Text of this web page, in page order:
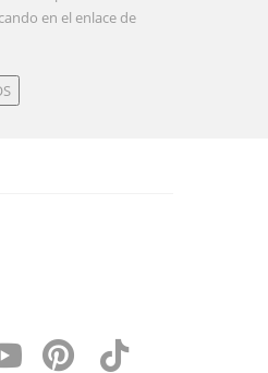
en el enlace de